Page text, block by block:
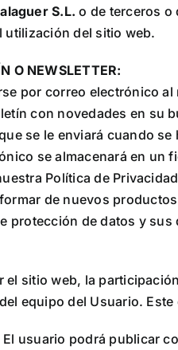
S.L. o de terceros o
utilización del sitio web.
O NEWSLETTER:
por correo electrónico al
con novedades en su
se le enviará cuando
se almacenará en un
Política de
de nuevos
protección de datos y
el sitio web, la
equipo del Usuario.
usuario podrá publicar